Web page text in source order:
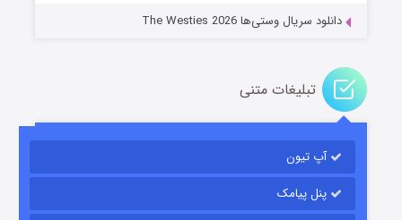
مردگان متحرک: شهر مرده ۳
دانلود سریال وستی‌ها The Westies 2026
تبلیغات متنی
آپ تیون
پنل پیامک